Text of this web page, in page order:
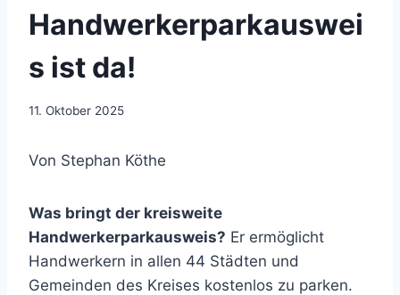
Handwerkerparkauswei
s ist da!
11. Oktober 2025
Von Stephan Köthe
Was bringt der kreisweite
Handwerkerparkausweis? Er ermöglicht
Handwerkern in allen 44 Städten und
Gemeinden des Kreises kostenlos zu parken.